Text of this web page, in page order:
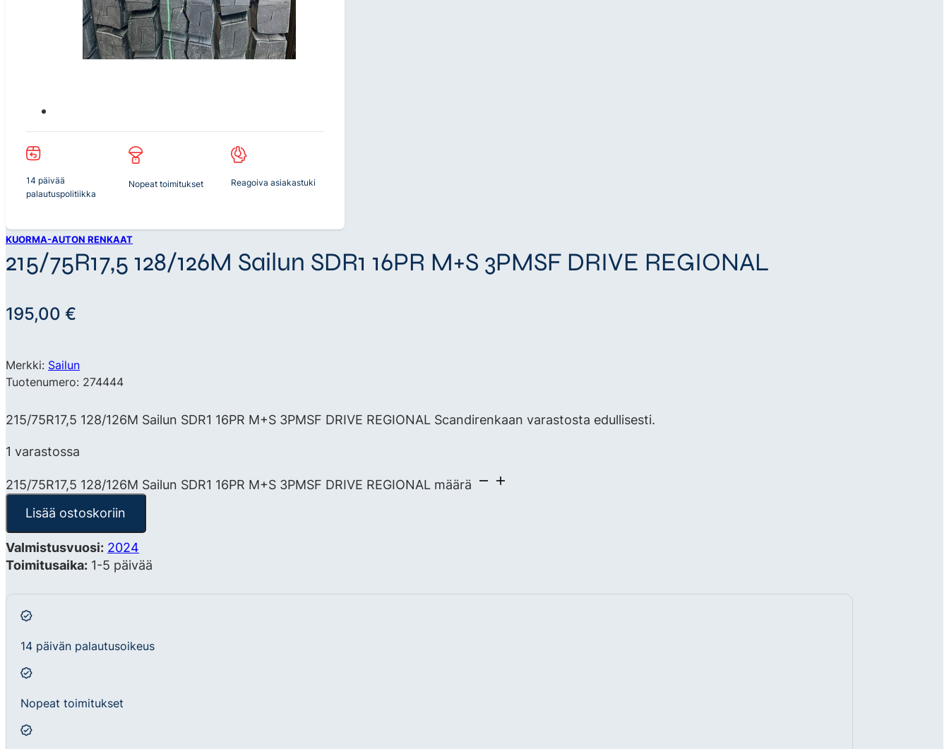
14 päivää
palautuspolitiikka
Nopeat toimitukset Reagoiva asiakastuki
KUORMA-AUTON RENKAAT
215/75R17,5 128/126M Sailun SDR1 16PR M+S 3PMSF DRIVE REGIONAL
195,00 €
Merkki: Sailun
Tuotenumero: 274444
215/75R17,5 128/126M Sailun SDR1 16PR M+S 3PMSF DRIVE REGIONAL Scandirenkaan varastosta edullisesti.
1 varastossa
215/75R17,5 128/126M Sailun SDR1 16PR M+S 3PMSF DRIVE REGIONAL määrä
Lisää ostoskoriin
Valmistusvuosi: 2024
Toimitusaika: 1-5 päivää
14 päivän palautusoikeus
Nopeat toimitukset